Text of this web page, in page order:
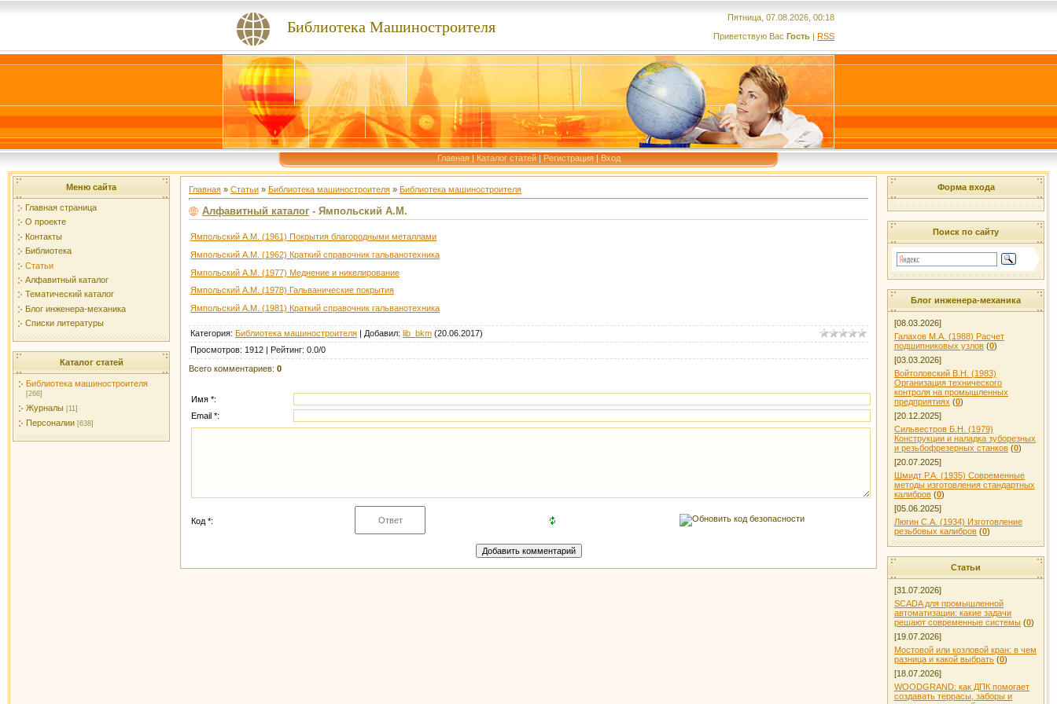
Библиотека Машиностроителя
Пятница, 07.08.2026, 00:18
Приветствую Вас Гость | RSS
Главная| Каталог статей| Регистрация| Вход
Меню сайта
Главная страница
О проекте
Контакты
Библиотека
Статьи
Алфавитный каталог
Тематический каталог
Блог инженера-механика
Списки литературы
Каталог статей
Библиотека машиностроителя
[268]
Журналы [11]
Персоналии [638]
Главная » Статьи » Библиотека машиностроителя » Библиотека машиностроителя
Алфавитный каталог - Ямпольский А.М.
Ямпольский А.М. (1961) Покрытия благородными металлами
Ямпольский А.М. (1962) Краткий справочник гальванотехника
Ямпольский А.М. (1977) Меднение и никелирование
Ямпольский А.М. (1978) Гальванические покрытия
Ямпольский А.М. (1981) Краткий справочник гальванотехника
Категория: Библиотека машиностроителя | Добавил: lib_bkm (20.06.2017)
Просмотров: 1912 | Рейтинг: 0.0/0
Всего комментариев: 0
Имя *:
Email *:
Код *:
Форма входа
Поиск по сайту
Блог инженера-механика
[08.03.2026]
Галахов М.А. (1988) Расчет
подшипниковых узлов (0)
[03.03.2026]
Войтоловский В.Н. (1983)
Организация технического
контроля на промышленных
предприятиях (0)
[20.12.2025]
Сильвестров Б.Н. (1979)
Конструкции и наладка зуборезных
и резьбофрезерных станков (0)
[20.07.2025]
Шмидт Р.А. (1935) Современные
методы изготовления стандартных
калибров (0)
[05.06.2025]
Люгин С.А. (1934) Изготовление
резьбовых калибров (0)
Статьи
[31.07.2026]
SCADA для промышленной
автоматизации: какие задачи
решают современные системы (0)
[19.07.2026]
Мостовой или козловой кран: в чем
разница и какой выбрать (0)
[18.07.2026]
WOODGRAND: как ДПК помогает
создавать террасы, заборы и